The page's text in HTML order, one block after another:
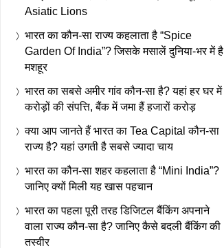
Asiatic Lions
भारत का कौन-सा राज्य कहलाता है “Spice
Garden Of India”? जिसके मसालें दुनिया-भर में है
मशहूर
भारत का सबसे अमीर गांव कौन-सा है? यहां हर घर में
करोड़ों की संपत्ति, बैंक में जमा हैं हजारों करोड़
क्या आप जानते हैं भारत का Tea Capital कौन-सा
राज्य है? यहां उगती है सबसे ज्यादा चाय
भारत का कौन-सा शहर कहलाता है “Mini India”?
जानिए क्यों मिली यह खास पहचान
भारत का पहला पूरी तरह डिजिटल बैंकिंग अपनाने
वाला राज्य कौन-सा है? जानिए कैसे बदली बैंकिंग की
तस्वीर